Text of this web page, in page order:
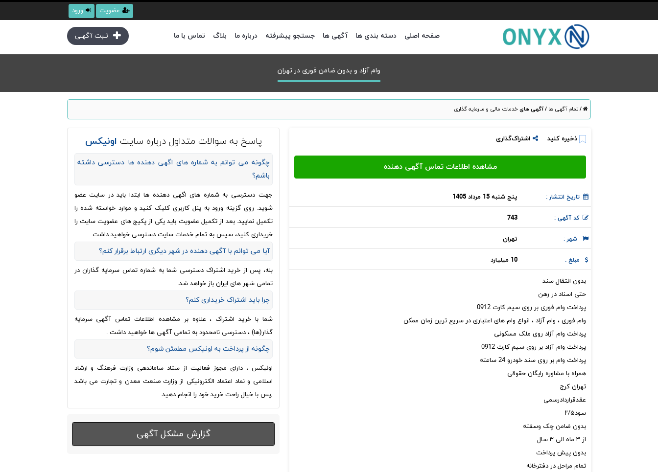
ورود عضویت
ثـبت آگهـی صفحه اصلی دسته بندی ها آگهی ها جستجو پیشرفته درباره ما بلاگ تماس با ما
وام آزاد و بدون ضامن فوری در تهران
/تمام آگهی ها /آگهی هایخدمات مالی و سرمایه گذاری
ذخیره کنید اشتراک‌گذاری
تاریخ انتشار : پنج شنبه 15 مرداد 1405
کد آگهی : 743
شهر : تهران
مبلغ : 10 میلیارد
بدون انتقال سند
حتی اسناد در رهن
پرداخت وام فوری بر روی سیم کارت 0912
وام فوری ، وام آزاد ، انواع وام های اعتباری در سریع ترین زمان ممکن
پرداخت وام آزاد روی ملک مسکونی
پرداخت وام آزاد بر روی سیم کارت 0912
پرداخت وام بر روی سند خودرو 24 ساعته
همراه با مشاوره رایگان حقوقی
تهران کرج
عقدقراردادرسمی
سود۲/۵
بدون ضامن چک وسفته
از ۳ ماه الی ۳ سال
بدون پیش پرداخت
تمام مراحل در دفترخانه
پاسخ به سوالات متداول درباره سایت اونیکس
چگونه می توانم به شماره های اگهی دهنده ها دسترسی داشته
باشم؟
جهت دسترسی به شماره های اگهی دهنده ها ابتدا باید در سایت عضو
شوید. روی گزینه ورود به پنل کاربری کلیک کنید و موارد خواسته شده را
تکمیل نمایید. بعد از تکمیل عضویت باید یکی از پکیج های عضویت سایت را
خریداری کنید، سپس به تمام خدمات سایت دسترسی خواهید داشت.
آیا می توانم با آگهی دهنده در شهر دیگری ارتباط برقرار کنم؟
بله، پس از خرید اشتراک دسترسی شما به شماره تماس سرمایه گذاران در
تمامی شهر های ایران باز خواهد شد.
چرا باید اشتراک خریداری کنم؟
شما با خرید اشتراک ، علاوه بر مشاهده اطلاعات تماس آگهی سرمایه
گذار(ها) ، دسترسی نامحدود به تمامی آگهی ها خواهید داشت .
چگونه از پرداخت به اونیکس مطمئن شوم؟
اونیکس ، دارای مجوز فعالیت از ستاد ساماندهی وزارت فرهنگ و ارشاد
اسلامی و نماد اعتماد الکترونیکی از وزارت صنعت معدن و تجارت می باشد
,پس با خیال راحت خرید خود را انجام دهید.
گزارش مشکل آگهی